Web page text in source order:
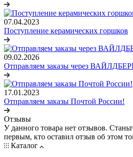
07.04.2023
Поступление керамических горшков
09.02.2026
Отправляем заказы через
17.01.2023
Отправляем заказы Почтой России!
Отзывы
У данного товара нет отзывов.
первым, кто оставил отзыв об этом
Каталог